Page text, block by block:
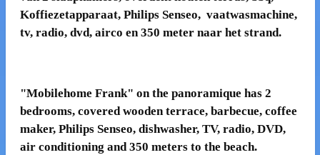
Koffiezetapparaat, Philips Senseo, vaatwasmachine,
tv, radio, dvd, airco en 350 meter naar het strand.
"Mobilehome Frank" on the panoramique has 2
bedrooms, covered wooden terrace, barbecue, coffee
maker, Philips Senseo, dishwasher, TV, radio, DVD,
air conditioning and 350 meters to the beach.